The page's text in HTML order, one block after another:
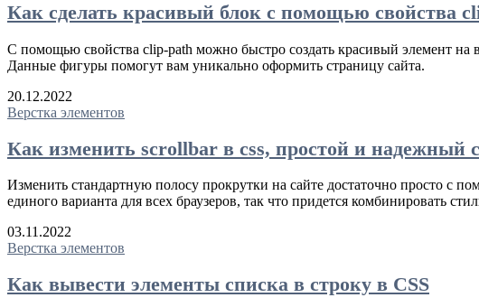
Как сделать красивый блок с помощью свойства
С помощью свойства clip-path можно быстро создать красивый элемент
Данные фигуры помогут вам уникально оформить страницу сайта.
20.12.2022
Верстка элементов
Как изменить scrollbar в css, простой и надежный
Изменить стандартную полосу прокрутки на сайте достаточно просто
единого варианта для всех браузеров, так что придется комбинировать
03.11.2022
Верстка элементов
Как вывести элементы списка в строку в CSS